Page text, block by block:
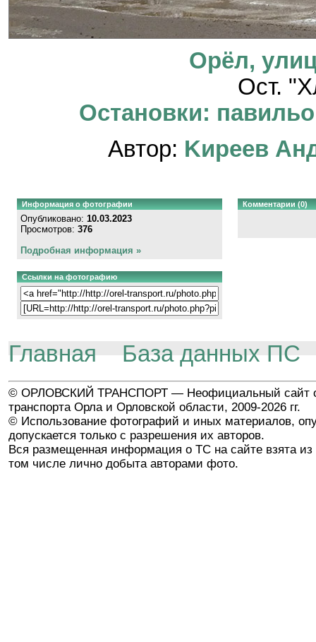
Орёл,
Ост.
Остановки:
Автор: Kиpeeв
Информация о фотографии
Опубликовано: 10.03.2023
Просмотров: 376
Подробная информация »
Ссылки на фотографию
Комментарии (0)
Главная База данных ПС
© ОРЛОВСКИЙ ТРАНСПОРТ — Неофициальный сайт
транспорта Орла и Орловской области, 2009-2026 гг.
© Использование фотографий и иных материалов,
допускается только с разрешения их авторов.
Вся размещенная информация о ТС на сайте взята из
том числе лично добыта авторами фото.